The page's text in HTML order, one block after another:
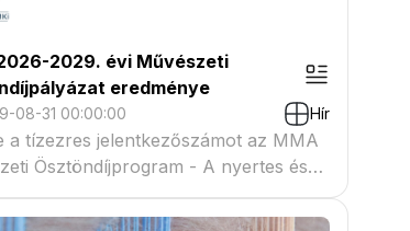
2029. évi Művészeti
eredménye
08-31 00:00:00 Hír
a tízezres jelentkezőszámot az MMA
Ösztöndíjprogram - A nyertes és
pályázók névsora megtekinthető